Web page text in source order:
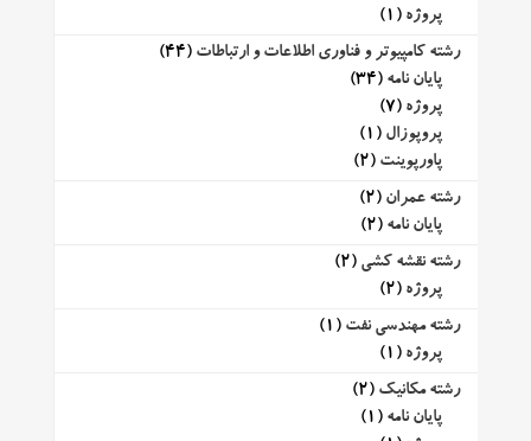
پروژه (1)
رشته کامپیوتر و فناوری اطلاعات و ارتباطات (44)
پایان نامه (34)
پروژه (7)
پروپوزال (1)
پاورپوینت (2)
رشته عمران (2)
پایان نامه (2)
رشته نقشه کشی (2)
پروژه (2)
رشته مهندسی نفت (1)
پروژه (1)
رشته مکانیک (2)
پایان نامه (1)